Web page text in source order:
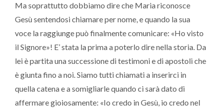
Ma soprattutto dobbiamo dire che Maria riconosce
Gesù sentendosi chiamare per nome, e quando la sua
voce la raggiunge può finalmente comunicare: «Ho visto
il Signore»! E’ stata la prima a poterlo dire nella storia. Da
lei è partita una successione di testimoni e di apostoli che
è giunta fino a noi. Siamo tutti chiamati a inserirci in
quella catena e a somigliarle quando ci sarà dato di
affermare gioiosamente: «Io credo in Gesù, io credo nel